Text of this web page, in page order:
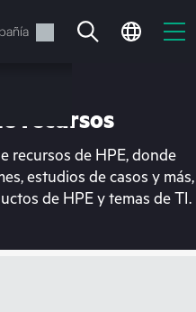
tu
recursos
recursos de HPE, donde
estudios de casos y más,
de HPE y temas de TI.